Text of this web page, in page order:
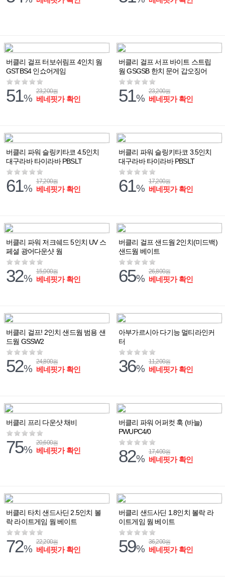
버클리 걸프 터보쉬림프 4인치 웜
GSTBS4 인쇼어게임
51%
23,200원
베네핏가 확인
버클리 걸프 서프 바이트 스트립
웜 GSGSB 한치 문어 갑오징어
51%
23,200원
베네핏가 확인
버클리 파워 슬링키타코 4.5인치
대구라바 타이라바 PBSLT
61%
17,200원
베네핏가 확인
버클리 파워 슬링키타코 3.5인치
대구라바 타이라바 PBSLT
61%
17,200원
베네핏가 확인
버클리 파워 저크쉐드 5인치 UV 스
페셜 광어다운샷 웜
32%
15,000원
베네핏가 확인
버클리 걸프 샌드웜 2인치(미드백)
샌드웜 베이트
65%
26,800원
베네핏가 확인
버클리 걸프! 2인치 샌드웜 범용 샌
드웜 GSSW2
52%
24,800원
베네핏가 확인
아부가르시아 다기능 멀티라인커
터
36%
11,200원
베네핏가 확인
버클리 프리 다운샷 채비
75%
20,600원
베네핏가 확인
버클리 파워 어퍼컷 훅 (바늘)
PWUPC4/0
82%
17,400원
베네핏가 확인
버클리 타치 샌드사딘 2.5인치 볼
락 라이트게임 웜 베이트
72%
22,200원
베네핏가 확인
버클리 샌드사딘 1.8인치 볼락 라
이트게임 웜 베이트
59%
36,200원
베네핏가 확인